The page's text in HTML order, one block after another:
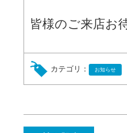
皆様のご来店お
カテゴリ： お知らせ